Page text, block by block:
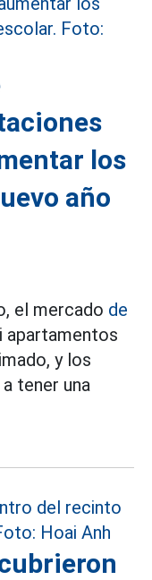
los
año
el mercado de
apartamentos
y los
tener una